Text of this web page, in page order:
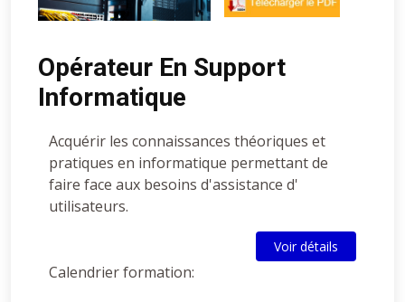
Opérateur En Support
Informatique
Acquérir les connaissances théoriques et
pratiques en informatique permettant de
faire face aux besoins d'assistance d'
utilisateurs.
Voir détails
Calendrier formation: